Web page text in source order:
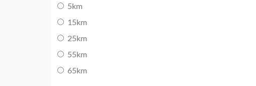
5km
15km
25km
55km
65km